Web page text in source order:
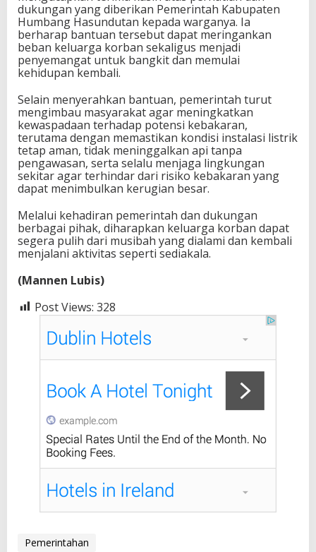
dukungan yang diberikan Pemerintah Kabupaten
Humbang Hasundutan kepada warganya. Ia
berharap bantuan tersebut dapat meringankan
beban keluarga korban sekaligus menjadi
penyemangat untuk bangkit dan memulai
kehidupan kembali.
Selain menyerahkan bantuan, pemerintah turut
mengimbau masyarakat agar meningkatkan
kewaspadaan terhadap potensi kebakaran,
terutama dengan memastikan kondisi instalasi listrik
tetap aman, tidak meninggalkan api tanpa
pengawasan, serta selalu menjaga lingkungan
sekitar agar terhindar dari risiko kebakaran yang
dapat menimbulkan kerugian besar.
Melalui kehadiran pemerintah dan dukungan
berbagai pihak, diharapkan keluarga korban dapat
segera pulih dari musibah yang dialami dan kembali
menjalani aktivitas seperti sediakala.
(Mannen Lubis)
Post Views: 328
Pemerintahan